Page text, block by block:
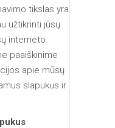
tikslas yra
užtikrinti jūsų
interneto
paaiškinime
apie mūsų
slapukus ir